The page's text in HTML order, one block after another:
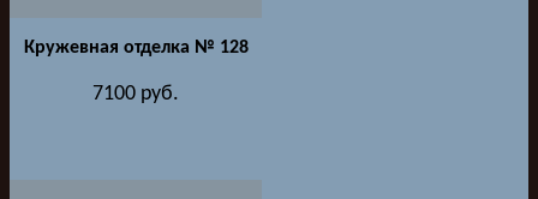
Кружевная отделка № 128
7100 руб.